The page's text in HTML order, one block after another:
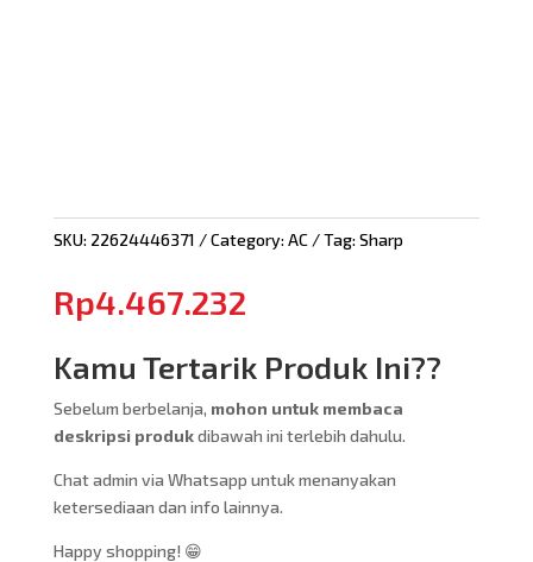
SKU: 22624446371 Category: AC Tag: Sharp
Rp4.467.232
Kamu Tertarik Produk Ini??
Sebelum berbelanja, mohon untuk membaca
deskripsi produkdibawah ini terlebih dahulu.
Chat admin via Whatsapp untuk menanyakan
ketersediaan dan info lainnya.
Happy shopping! 😁